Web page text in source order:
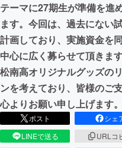
CAMPFIRE for
CAMPFIREふるさ
テーマに27期生が準備を進
ます。今回は、過去にない
計画しており、実施資金を
中心に広く募らせて頂きま
松南高オリジナルグッズの
ンを考えており、皆様のご
心よりお願い申し上げます。
ポスト
シェ
LINEで送る
URLコ